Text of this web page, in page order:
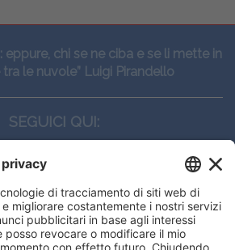
eppure, chi se ne ciba e se li mette in
le nuvole” Luigi Pirandello
SEGUICI QUI:
CONTATTI
Edi.Ermes srl